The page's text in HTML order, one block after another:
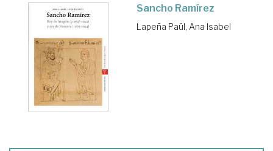
Sancho Ramírez
Lapeña Paúl, Ana Isabel